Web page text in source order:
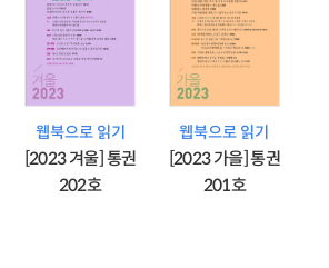
웹북으로 읽기
[2023 겨울] 통권
202호
웹북으로 읽기
[2023 가을] 통권
201호